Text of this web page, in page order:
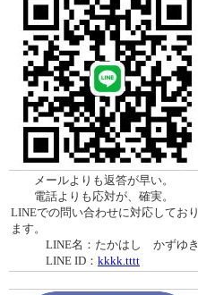
メールよりも返答が早い。
電話よりも応対が、確実。
LINEでの問い合わせに対応しており
ます。
LINE名：たかはし かずゆき
LINE ID： kkkk.tttt